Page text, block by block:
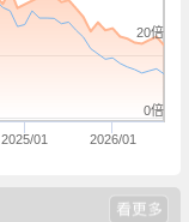
2025/01 2026/01
0倍
20倍